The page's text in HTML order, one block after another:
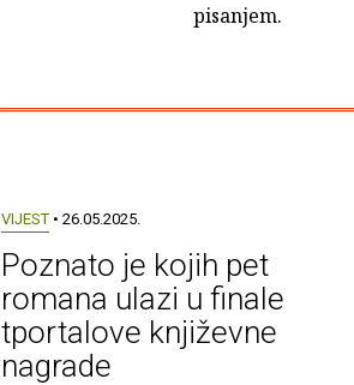
pisanjem.
VIJEST• 26.05.2025.
Poznato je kojih pet
romana ulazi u finale
tportalove književne
nagrade